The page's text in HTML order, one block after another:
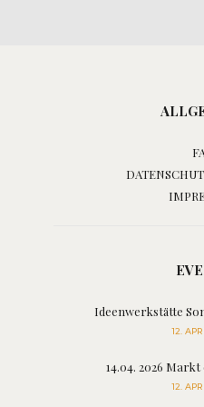
Ideenwerkstätte
12.
14.04. 2026
12.